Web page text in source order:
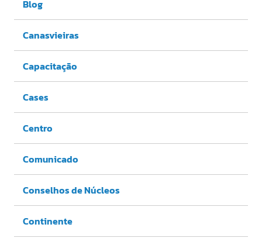
Blog
Canasvieiras
Capacitação
Cases
Centro
Comunicado
Conselhos de Núcleos
Continente